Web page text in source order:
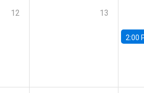
12 13
2:00